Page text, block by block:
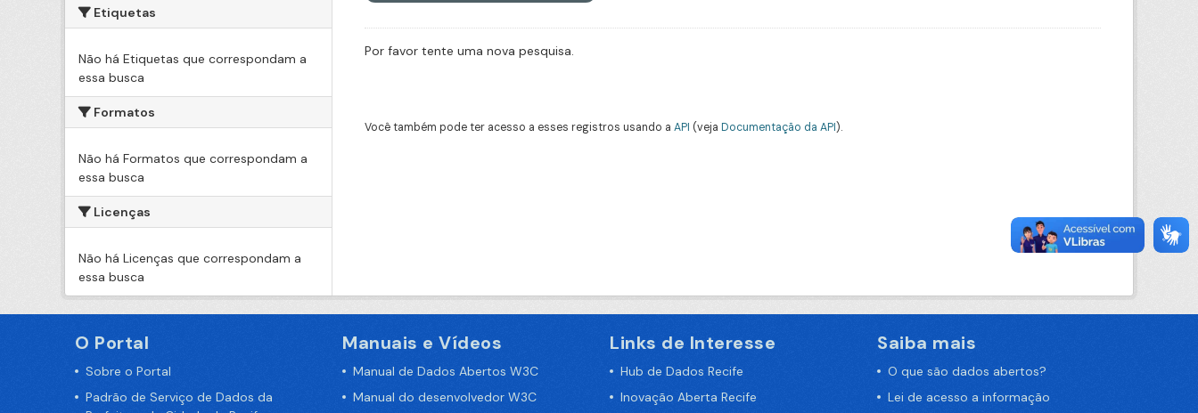
Etiquetas
Não há Etiquetas que correspondam a
essa busca
Formatos
Não há Formatos que correspondam a
essa busca
Licenças
Não há Licenças que correspondam a
essa busca
Por favor tente uma nova pesquisa.
Você também pode ter acesso a esses registros usando a API (veja Documentação da API).
O Portal
Sobre o Portal
Padrão de Serviço de Dados da
Manuais e Vídeos
Manual de Dados Abertos W3C
Manual do desenvolvedor W3C
Links de Interesse
Hub de Dados Recife
Inovação Aberta Recife
Saiba mais
O que são dados abertos?
Lei de acesso a informação